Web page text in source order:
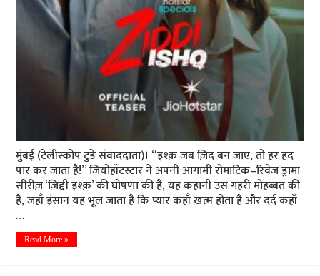
मुंबई (टेलीस्कोप टुडे संवाददाता)। “इश्क़ जब ज़िद बन जाए, तो हर हद
पार कर जाता है!” जियोहॉटस्टार ने अपनी आगामी रोमांटिक–रिवेंज ड्रामा
सीरीज़ ‘ज़िद्दी इश्क़’ की घोषणा की है, यह कहानी उस गहरी मोहब्बत की
है, जहाँ इंसान यह भूल जाता है कि प्यार कहाँ खत्म होता है और दर्द कहाँ
…
Read More »